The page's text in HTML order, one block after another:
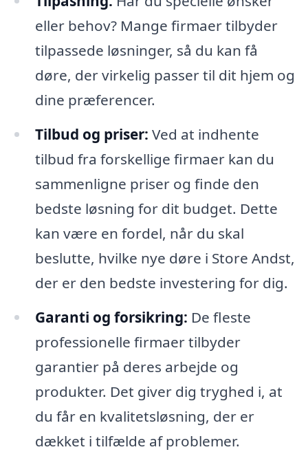
eller behov? Mange firmaer tilbyder
tilpassede løsninger, så du kan få
døre, der virkelig passer til dit hjem og
dine præferencer.
Tilbud og priser: Ved at indhente
tilbud fra forskellige firmaer kan du
sammenligne priser og finde den
bedste løsning for dit budget. Dette
kan være en fordel, når du skal
beslutte, hvilke nye døre i Store Andst,
der er den bedste investering for dig.
Garanti og forsikring: De fleste
professionelle firmaer tilbyder
garantier på deres arbejde og
produkter. Det giver dig tryghed i, at
du får en kvalitetsløsning, der er
dækket i tilfælde af problemer.